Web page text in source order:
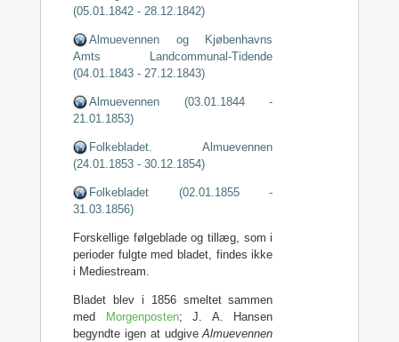
(05.01.1842 - 28.12.1842)
Almuevennen og Kjøbenhavns
Amts Landcommunal-Tidende
(04.01.1843 - 27.12.1843)
Almuevennen (03.01.1844 -
21.01.1853)
Folkebladet. Almuevennen
(24.01.1853 - 30.12.1854)
Folkebladet (02.01.1855 -
31.03.1856)
Forskellige følgeblade og tillæg, som i
perioder fulgte med bladet, findes ikke
i Mediestream.
Bladet blev i 1856 smeltet sammen
med Morgenposten; J. A. Hansen
begyndte igen at udgiveAlmuevennen